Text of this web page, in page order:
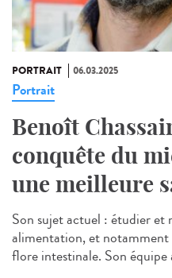
PORTRAIT 06.03.2025
Portrait
Benoît
conquête du
une meilleure
Son sujet actuel : étudier et
alimentation, et
flore intestinale. Son équipe